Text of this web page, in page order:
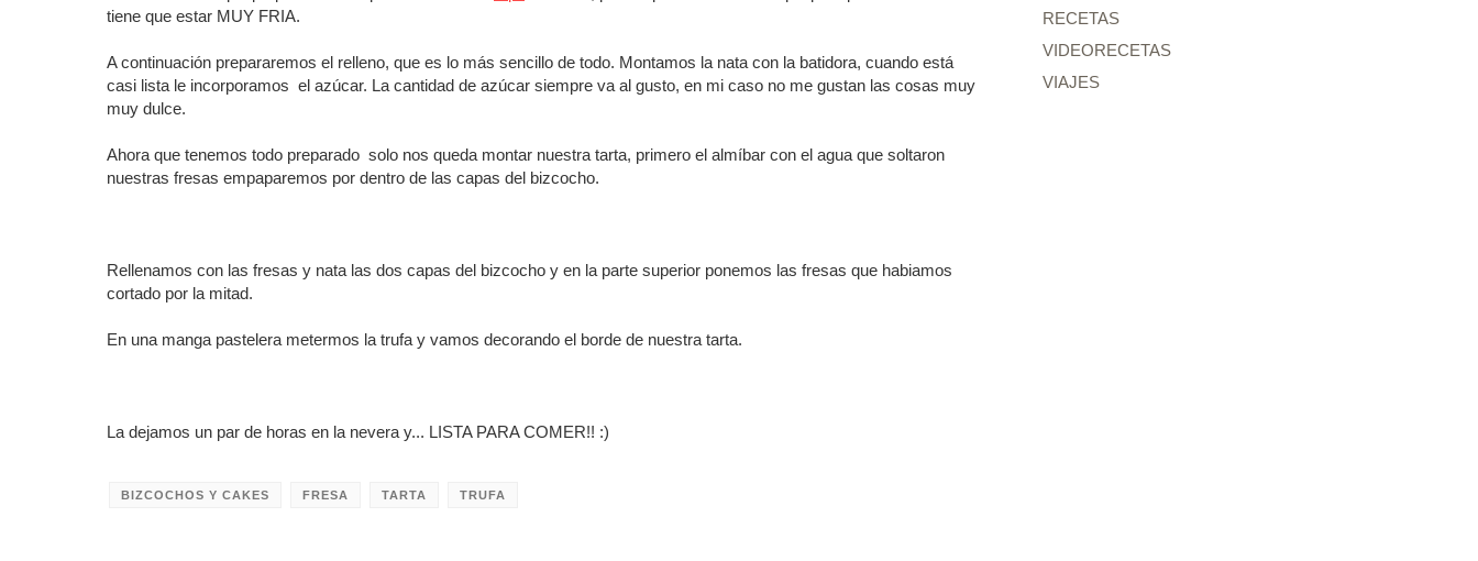
tiene que estar MUY FRIA.
A continuación prepararemos el relleno, que es lo más sencillo de todo. Montamos la nata con la batidora, cuando está
casi lista le incorporamos el azúcar. La cantidad de azúcar siempre va al gusto, en mi caso no me gustan las cosas muy
muy dulce.
Ahora que tenemos todo preparado solo nos queda montar nuestra tarta, primero el almíbar con el agua que soltaron
nuestras fresas empaparemos por dentro de las capas del bizcocho.
Rellenamos con las fresas y nata las dos capas del bizcocho y en la parte superior ponemos las fresas que habiamos
cortado por la mitad.
En una manga pastelera metermos la trufa y vamos decorando el borde de nuestra tarta.
La dejamos un par de horas en la nevera y... LISTA PARA COMER!! :)
BIZCOCHOS Y CAKES FRESA TARTA TRUFA
RECETAS
VIDEORECETAS
VIAJES